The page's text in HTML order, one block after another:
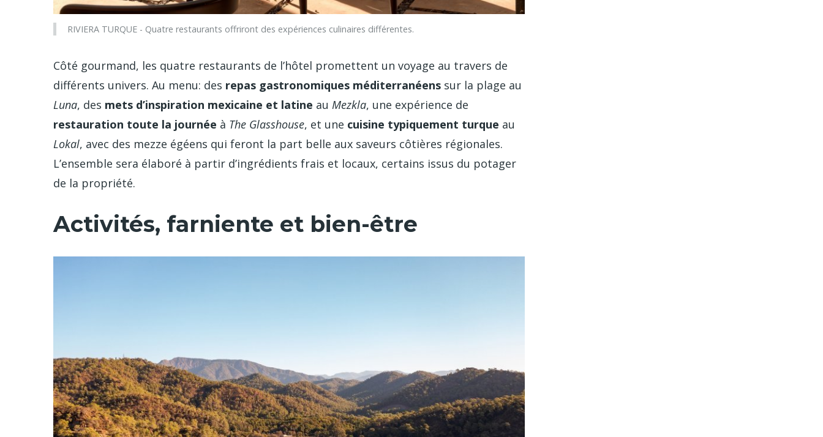
RIVIERA TURQUE - Quatre restaurants offriront des expériences culinaires différentes.
Côté gourmand, les quatre restaurants de l’hôtel promettent un voyage au travers de
différents univers. Au menu: des repas gastronomiques méditerranéens sur la plage au
Luna, des mets d’inspiration mexicaine et latine au Mezkla, une expérience de
restauration toute la journée à The Glasshouse, et une cuisine typiquement turque au
Lokal, avec des mezze égéens qui feront la part belle aux saveurs côtières régionales.
L’ensemble sera élaboré à partir d’ingrédients frais et locaux, certains issus du potager
de la propriété.
Activités, farniente et bien-être